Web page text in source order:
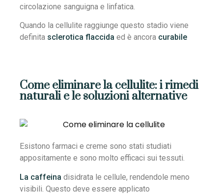
circolazione sanguigna e linfatica.
Quando la cellulite raggiunge questo stadio viene
definita sclerotica flaccida ed è ancora curabile
Come eliminare la cellulite: i rimedi
naturali e le soluzioni alternative
Esistono farmaci e creme sono stati studiati
appositamente e sono molto efficaci sui tessuti.
La caffeina disidrata le cellule, rendendole meno
visibili. Questo deve essere applicato